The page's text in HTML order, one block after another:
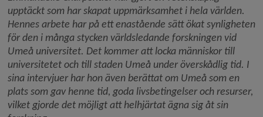
upptäckt som har skapat uppmärksamhet i hela världen.
Hennes arbete har på ett enastående sätt ökat synligheten
för den i många stycken världsledande forskningen vid
Umeå universitet. Det kommer att locka människor till
universitetet och till staden Umeå under överskådlig tid. I
sina intervjuer har hon även berättat om Umeå som en
plats som gav henne tid, goda livsbetingelser och resurser,
vilket gjorde det möjligt att helhjärtat ägna sig åt sin